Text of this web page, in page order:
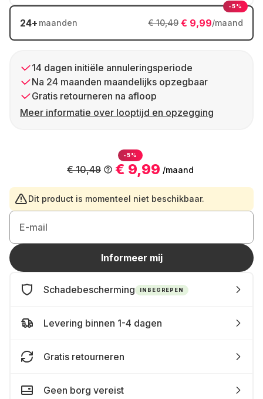
24+ maanden € 9,99/maand
€ 10,49
-5%
14 dagen initiële annuleringsperiode
Na 24 maanden maandelijks opzegbaar
Gratis retourneren na afloop
Meer informatie over looptijd en opzegging
-5%
€ 9,99 /maand
€ 10,49
Dit product is momenteel niet beschikbaar.
E-mail
Informeer mij
Schadebescherming INBEGREPEN
Levering binnen 1-4 dagen
Gratis retourneren
Geen borg vereist